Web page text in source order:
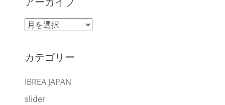
ア
イ
カテゴリー
IBREA JAPAN
slider